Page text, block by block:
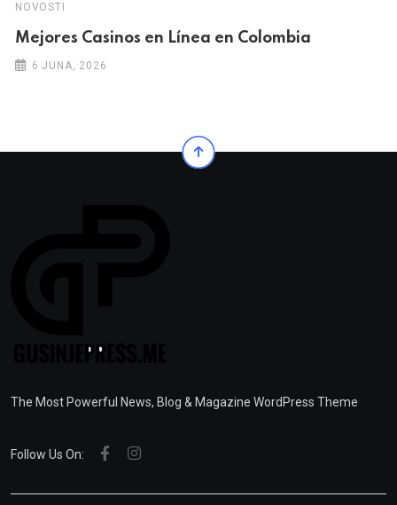
NOVOSTI
Mejores Casinos en Línea en Colombia
6 JUNA, 2026
The Most Powerful News, Blog & Magazine WordPress Theme
Follow Us On: